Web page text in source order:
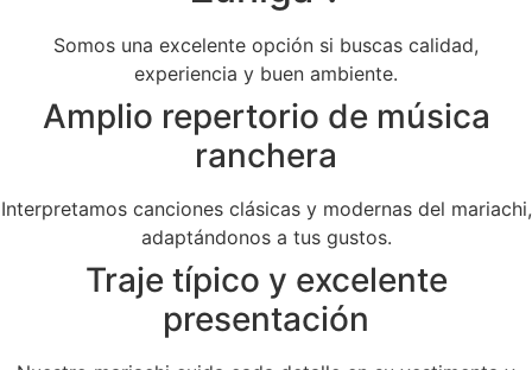
Somos una excelente opción si buscas calidad,
experiencia y buen ambiente.
Amplio repertorio de música
ranchera
Interpretamos canciones clásicas y modernas del mariachi,
adaptándonos a tus gustos.
Traje típico y excelente
presentación